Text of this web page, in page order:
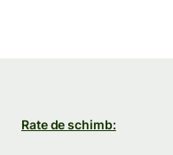
Rate de schimb: